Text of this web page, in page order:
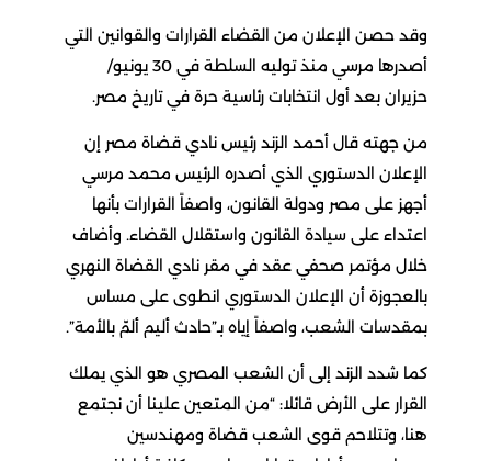
وقد حصن الإعلان من القضاء القرارات والقوانين التي
أصدرها مرسي منذ توليه السلطة في 30 يونيو/
حزيران بعد أول انتخابات رئاسية حرة في تاريخ مصر.
من جهته قال أحمد الزند رئيس نادي قضاة مصر إن
الإعلان الدستوري الذي أصدره الرئيس محمد مرسي
أجهز على مصر ودولة القانون، واصفاً القرارات بأنها
اعتداء على سيادة القانون واستقلال القضاء. وأضاف
خلال مؤتمر صحفي عقد في مقر نادي القضاة النهري
بالعجوزة أن الإعلان الدستوري انطوى على مساس
بمقدسات الشعب، واصفاً إياه بـ”حادث أليم ألمّ بالأمة”.
كما شدد الزند إلى أن الشعب المصري هو الذي يملك
القرار على الأرض قائلا: “من المتعين علينا أن نجتمع
هنا، وتتلاحم قوى الشعب قضاة ومهندسين